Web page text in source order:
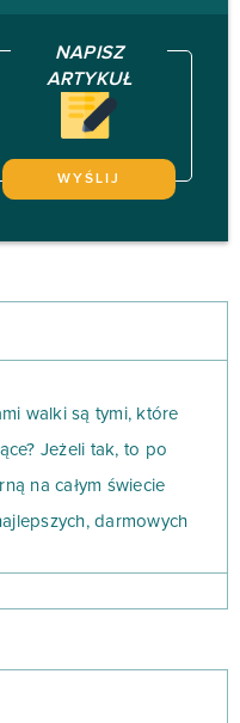
NAPISZ
ARTYKUŁ
WYŚLIJ
walki są tymi, które
Jeżeli tak, to po
na całym świecie
darmowych
jaki jest
aby budować coraz